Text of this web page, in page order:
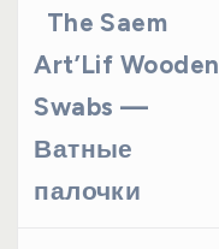
The Saem
Art’Lif Wooden
Swabs —
Ватные
палочки